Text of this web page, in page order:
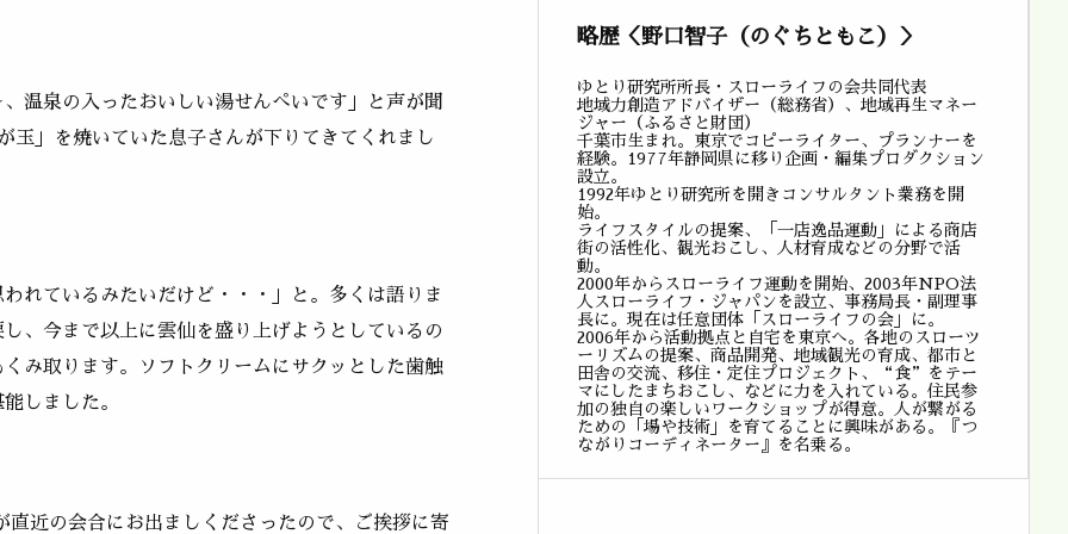
温泉の入ったおいしい湯せんぺいです」と声が聞
玉」を焼いていた息子さんが下りてきてくれまし
れているみたいだけど・・・」と。多くは語りま
、今まで以上に雲仙を盛り上げようとしているの
み取ります。ソフトクリームにサクッとした歯触
しました。
近の会合にお出ましくださったので、ご挨拶に寄
略歴＜野口智子（のぐちともこ）＞
ゆとり研究所所長・スローライフの会共同代表
地域力創造アドバイザー（総務省）、地域再生マネー
ジャー（ふるさと財団）
千葉市生まれ。東京でコピーライター、プランナーを
経験。1977年静岡県に移り企画・編集プロダクション
設立。
1992年ゆとり研究所を開きコンサルタント業務を開
始。
ライフスタイルの提案、「一店逸品運動」による商店
街の活性化、観光おこし、人材育成などの分野で活
動。
2000年からスローライフ運動を開始、2003年NPO法
人スローライフ・ジャパンを設立、事務局長・副理事
長に。現在は任意団体「スローライフの会」に。
2006年から活動拠点と自宅を東京へ。各地のスローツ
ーリズムの提案、商品開発、地域観光の育成、都市と
田舎の交流、移住・定住プロジェクト、“食”をテー
マにしたまちおこし、などに力を入れている。住民参
加の独自の楽しいワークショップが得意。人が繋がる
ための「場や技術」を育てることに興味がある。『つ
ながりコーディネーター』を名乗る。